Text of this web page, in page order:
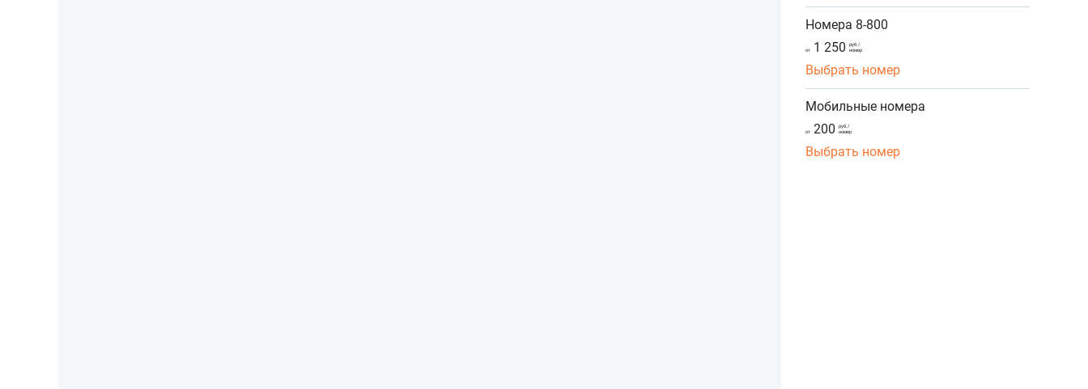
Номера 8-800
от1 250
руб./
номер
Выбрать номер
Мобильные номера
от200
руб./
номер
Выбрать номер